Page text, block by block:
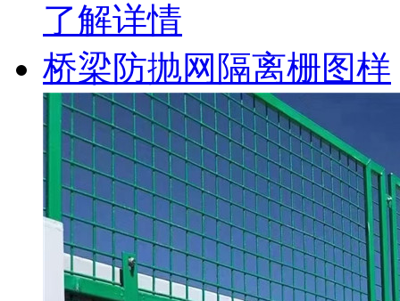
了解详情
桥梁防抛网隔离栅图样